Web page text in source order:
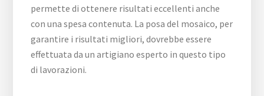
permette di ottenere risultati eccellenti anche
con una spesa contenuta. La posa del mosaico, per
garantire i risultati migliori, dovrebbe essere
effettuata da un artigiano esperto in questo tipo
di lavorazioni.